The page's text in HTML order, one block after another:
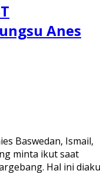
Anes
Baswedan, Ismail,
minta ikut saat
Hal ini